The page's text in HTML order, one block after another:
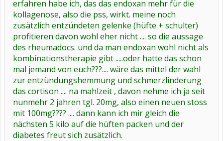
erfahren habe ich, das das endoxan mehr für die
kollagenose, also die pss, wirkt. meine noch
zusätzlich entzündeten gelenke (hüfte + schulter)
profitieren davon wohl eher nicht .... so die aussage
des rheumadocs. und da man endoxan wohl nicht als
kombinationstherapie gibt .....oder hatte das schon
mal jemand von euch???.... wäre das mittel der wahl
zur entzündungshemmung und schmerzlinderung
das cortison .... na mahlzeit , davon nehme ich ja seit
nunmehr 2 jahren tgl. 20mg, also einen neuen stoss
mit 100mg???? .... dann kann ich mir gleich die
nächsten 5 kilo auf die hüften packen und der
diabetes freut sich zusätzlich.